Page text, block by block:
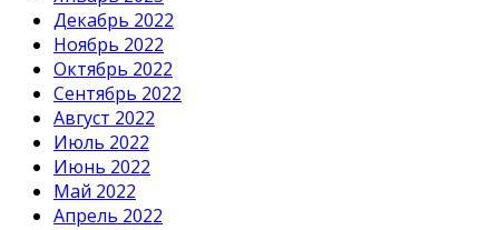
Декабрь 2022
Ноябрь 2022
Октябрь 2022
Сентябрь 2022
Август 2022
Июль 2022
Июнь 2022
Май 2022
Апрель 2022